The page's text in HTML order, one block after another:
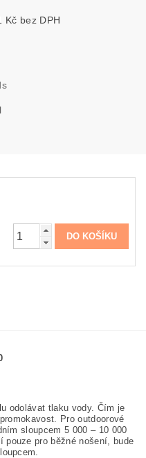
1 078,51 Kč bez DPH
odolávat tlaku vody. Čím je
Pro outdoorové
sloupcem 5 000 – 10 000
pouze pro běžné nošení, bude